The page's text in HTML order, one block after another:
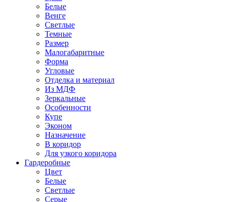
Белые
Венге
Светлые
Темные
Размер
Малогабаритные
Форма
Угловые
Отделка и материал
Из МДФ
Зеркальные
Особенности
Купе
Эконом
Назначение
В коридор
Для узкого коридора
Гардеробные
Цвет
Белые
Светлые
Серые